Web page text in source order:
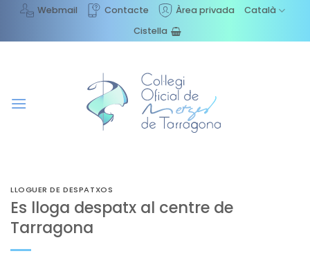
content
Webmail Contacte Àrea privada
Català
Cistella
LLOGUER DE DESPATXOS
Es lloga despatx al centre de
Tarragona